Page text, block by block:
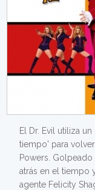
El Dr. Evil utiliza
tiempo' para
Powers.
atrás en el tiempo
agente Felicity